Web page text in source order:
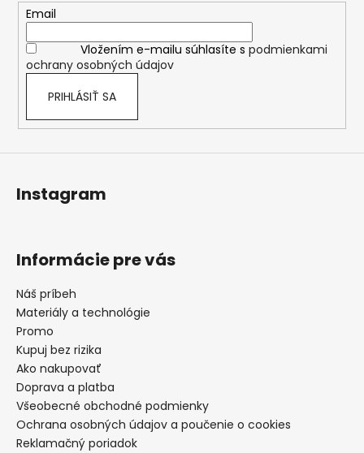
Email
Vložením e-mailu súhlasíte s podmienkami
ochrany osobných údajov
PRIHLÁSIŤ SA
Instagram
Informácie pre vás
Náš príbeh
Materiály a technológie
Promo
Kupuj bez rizika
Ako nakupovať
Doprava a platba
Všeobecné obchodné podmienky
Ochrana osobných údajov a poučenie o cookies
Reklamačný poriadok